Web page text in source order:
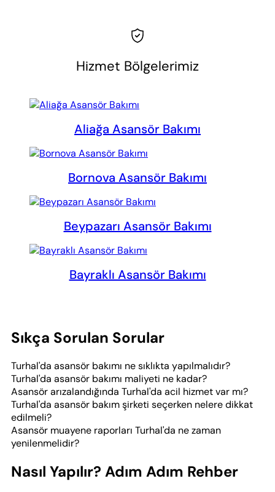
Hizmet Bölgelerimiz
Aliağa Asansör Bakımı
Bornova Asansör Bakımı
Beypazarı Asansör Bakımı
Bayraklı Asansör Bakımı
Sıkça Sorulan Sorular
Turhal'da asansör bakımı ne sıklıkta yapılmalıdır?
Turhal'da asansör bakımı maliyeti ne kadar?
Asansör arızalandığında Turhal'da acil hizmet var mı?
Turhal'da asansör bakım şirketi seçerken nelere dikkat
edilmeli?
Asansör muayene raporları Turhal'da ne zaman
yenilenmelidir?
Nasıl Yapılır? Adım Adım Rehber